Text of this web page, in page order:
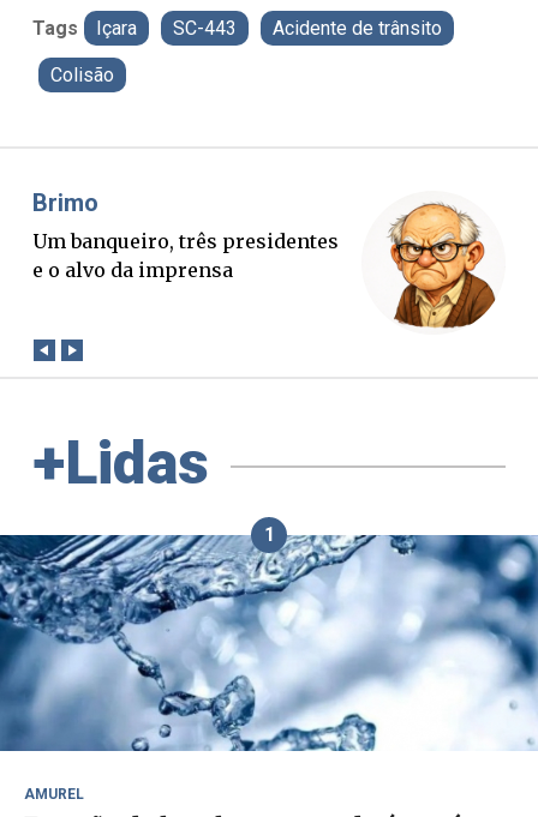
Tags Içara SC-443 Acidente de trânsito
Colisão
Brimo
Um banqueiro, três presidentes
e o alvo da imprensa
+Lidas
1
AMUREL